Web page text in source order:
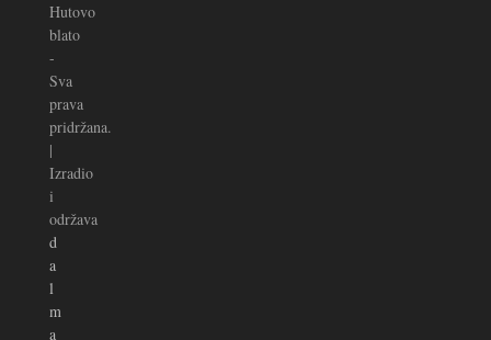
Hutovo
blato
-
Sva
prava
pridržana.
|
Izradio
i
održava
d
a
l
m
a